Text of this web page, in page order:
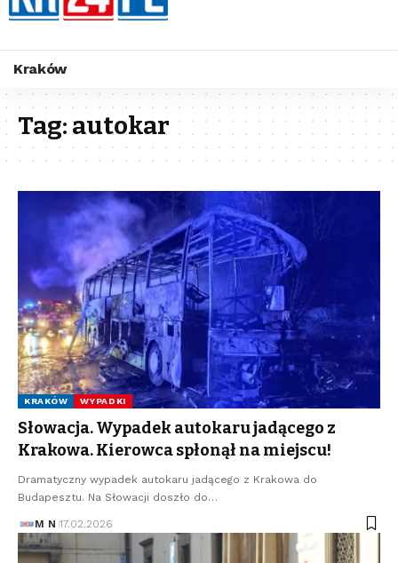
Kraków
Tag:autokar
KRAKÓW WYPADKI
Słowacja. Wypadek autokaru jadącego z
Krakowa. Kierowca spłonął na miejscu!
Dramatyczny wypadek autokaru jadącego z Krakowa do
Budapesztu. Na Słowacji doszło do…
M N 17.02.2026